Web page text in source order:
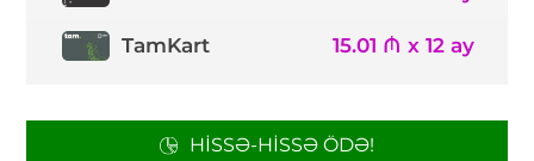
TamKart 15.01 ₼ x 12 ay
HISSƏ-HISSƏ ÖDƏ!